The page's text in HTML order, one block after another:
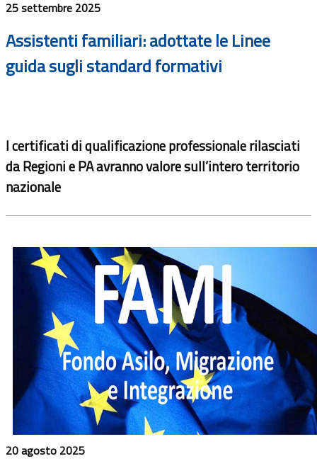
25 settembre 2025
Assistenti familiari: adottate le Linee
guida sugli standard formativi
I certificati di qualificazione professionale rilasciati
da Regioni e PA avranno valore sull’intero territorio
nazionale
20 agosto 2025